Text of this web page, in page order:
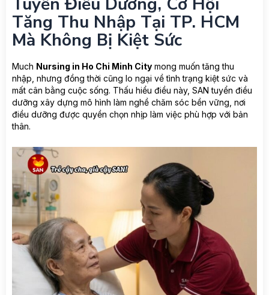
Tăng Thu Nhập Tại TP. HCM
Mà Không Bị Kiệt Sức
Much Nursing in Ho Chi Minh City mong muốn tăng thu
nhập, nhưng đồng thời cũng lo ngại về tình trạng kiệt sức và
mất cân bằng cuộc sống. Thấu hiểu điều này, SAN tuyển điều
dưỡng xây dựng mô hình làm nghề chăm sóc bền vững, nơi
điều dưỡng được quyền chọn nhịp làm việc phù hợp với bản
thân.